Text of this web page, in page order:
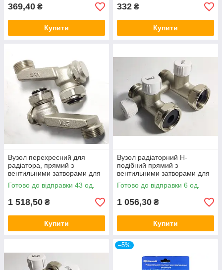
369,40 ₴
Купити
332 ₴
Купити
Вузол перехресний для
радіатора, прямий з
вентильними затворами для
2 трубних систем 3/4"В x 3/4"
євроконус V&G
Готово до відправки 43 од.
1 518,50 ₴
Купити
Вузол радіаторний Н-
подібний прямий з
вентильними затворами для
1-2 трубних систем 3/4"X 3/4"
євроконус V&G
Готово до відправки 6 од.
1 056,30 ₴
Купити
–5%